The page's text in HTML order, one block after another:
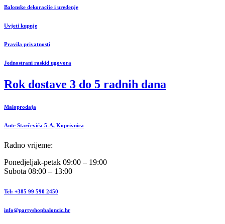
Balonske dekoracije i uređenje
Uvjeti kupnje
Pravila privatnosti
Jednostrani raskid ugovora
Rok dostave 3 do 5 radnih dana
Maloprodaja
Ante Starčevića 5-A, Koprivnica
Radno vrijeme:
Ponedjeljak-petak 09:00 – 19:00
Subota 08:00 – 13:00
Tel: +385 99 590 2450
info@partyshopbaloncic.hr